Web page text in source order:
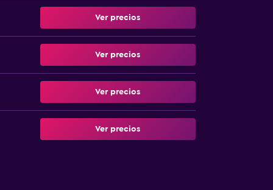
Ver precios
Ver precios
Ver precios
Ver precios